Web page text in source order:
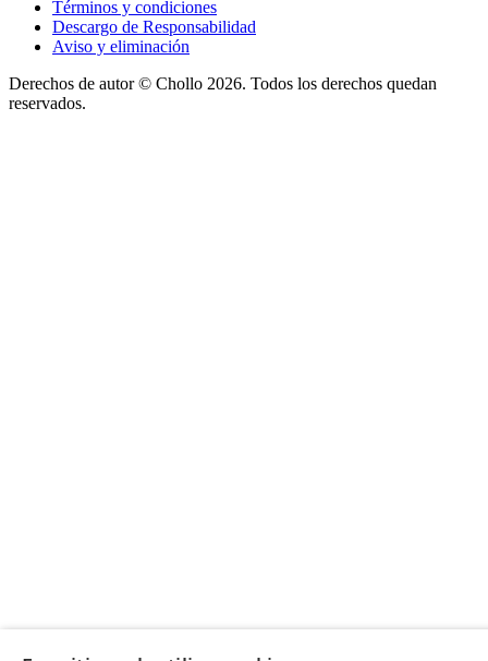
Términos y condiciones
Descargo de Responsabilidad
Aviso y eliminación
Derechos de autor © Chollo 2026. Todos los derechos quedan
reservados.